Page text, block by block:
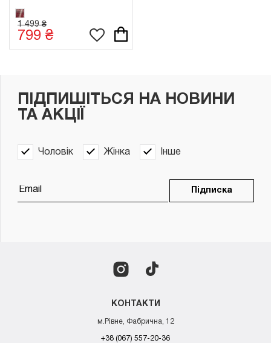
1 499 ₴
799 ₴
КОНТАКТИ
м.Рівне, Фабрична, 12
+38 (067) 557-20-36
ПІДПИШІТЬСЯ НА НОВИНИ
ТА АКЦІЇ
Чоловік Жінка Інше
Підписка